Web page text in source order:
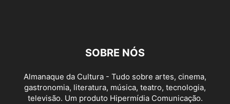
SOBRE NÓS
Almanaque da Cultura - Tudo sobre artes, cinema,
gastronomia, literatura, música, teatro, tecnologia,
televisão. Um produto Hipermídia Comunicação.